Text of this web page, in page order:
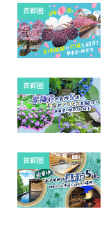
首都圏
首都圏
首都圏